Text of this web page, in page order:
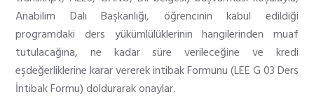
Anabilim Dalı Başkanlığı, öğrencinin kabul edildiği
programdaki ders yükümlülüklerinin hangilerinden muaf
tutulacağına, ne kadar süre verileceğine ve kredi
eşdeğerliklerine karar vererek intibak Formunu (LEE G 03 Ders
İntibak Formu) doldurarak onaylar.